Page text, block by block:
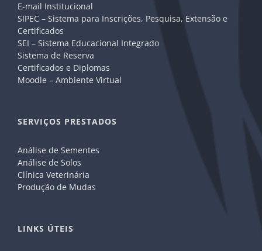
E-mail Institucional
SIPEC – Sistema para Inscrições, Pesquisa, Extensão e
Certificados
SEI – Sistema Educacional Integrado
Sistema de Reserva
Certificados e Diplomas
Moodle – Ambiente Virtual
SERVIÇOS PRESTADOS
Análise de Sementes
Análise de Solos
Clínica Veterinária
Produção de Mudas
LINKS ÚTEIS